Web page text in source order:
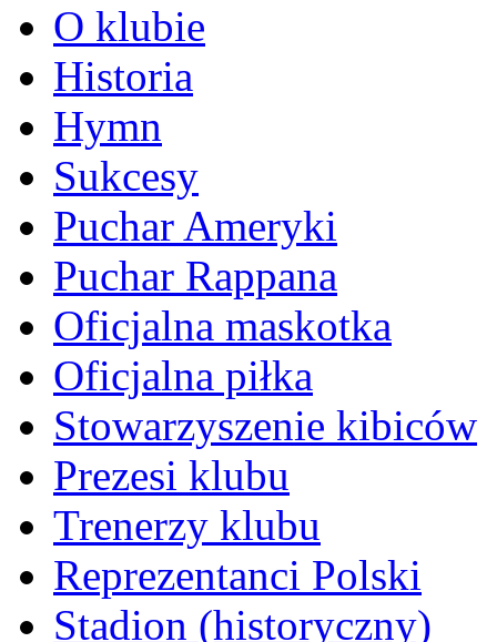
O klubie
Historia
Hymn
Sukcesy
Puchar Ameryki
Puchar Rappana
Oficjalna maskotka
Oficjalna piłka
Stowarzyszenie kibiców
Prezesi klubu
Trenerzy klubu
Reprezentanci Polski
Stadion (historyczny)